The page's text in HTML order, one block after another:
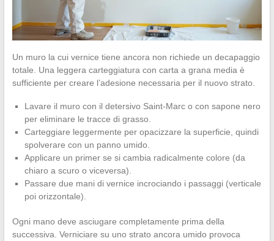
Un muro la cui vernice tiene ancora non richiede un decapaggio
totale. Una leggera carteggiatura con carta a grana media è
sufficiente per creare l’adesione necessaria per il nuovo strato.
Lavare il muro con il detersivo Saint-Marc o con sapone nero
per eliminare le tracce di grasso.
Carteggiare leggermente per opacizzare la superficie, quindi
spolverare con un panno umido.
Applicare un primer se si cambia radicalmente colore (da
chiaro a scuro o viceversa).
Passare due mani di vernice incrociando i passaggi (verticale
poi orizzontale).
Ogni mano deve asciugare completamente prima della
successiva. Verniciare su uno strato ancora umido provoca